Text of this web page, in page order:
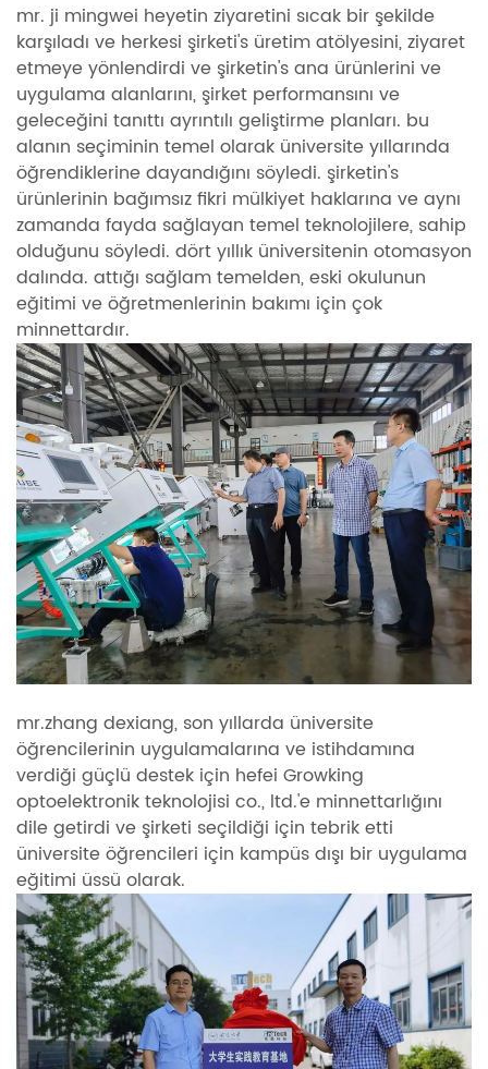
mr. ji mingwei heyetin ziyaretini sıcak bir şekilde
karşıladı ve herkesi şirketi's üretim atölyesini, ziyaret
etmeye yönlendirdi ve şirketin's ana ürünlerini ve
uygulama alanlarını, şirket performansını ve
geleceğini tanıttı ayrıntılı geliştirme planları. bu
alanın seçiminin temel olarak üniversite yıllarında
öğrendiklerine dayandığını söyledi. şirketin's
ürünlerinin bağımsız fikri mülkiyet haklarına ve aynı
zamanda fayda sağlayan temel teknolojilere, sahip
olduğunu söyledi. dört yıllık üniversitenin otomasyon
dalında. attığı sağlam temelden, eski okulunun
eğitimi ve öğretmenlerinin bakımı için çok
minnettardır.
mr.zhang dexiang, son yıllarda üniversite
öğrencilerinin uygulamalarına ve istihdamına
verdiği güçlü destek için hefei Growking
optoelektronik teknolojisi co., ltd.'e minnettarlığını
dile getirdi ve şirketi seçildiği için tebrik etti
üniversite öğrencileri için kampüs dışı bir uygulama
eğitimi üssü olarak.